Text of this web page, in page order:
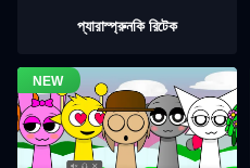
প্যারাস্প্রুনকি রিটেক